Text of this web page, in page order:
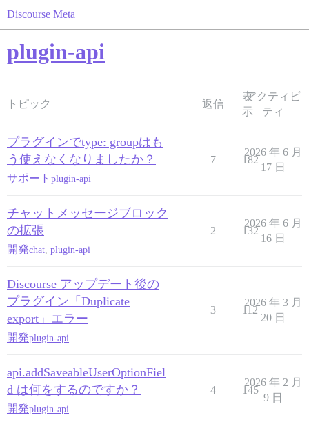
Discourse Meta
plugin-api
トピック 返信
表
示
アクティビ
ティ
プラグインでtype: groupはも
う使えなくなりましたか？
サポート plugin-api
7 182
2026 年 6 月
17 日
チャットメッセージブロック
の拡張
開発chat plugin-api
2 132
2026 年 6 月
16 日
Discourse アップデート後の
プラグイン「Duplicate
export」エラー
開発plugin-api
3 112
2026 年 3 月
20 日
api.addSaveableUserOptionFiel
d は何をするのですか？
開発plugin-api
4 145
2026 年 2 月
9 日